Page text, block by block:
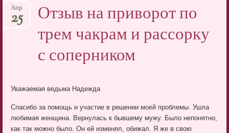
содержимомуОтзыв на приворот по
трем чакрам и рассорку
с соперником
Апр
25
Уважаемая ведьма Надежда
Спасибо за помощь и участие в решении моей проблемы. Ушла
любимая женщина. Вернулась к бывшему мужу. Было непонятно,
как так можно было. Он ей изменял, обижал. Я же в свою